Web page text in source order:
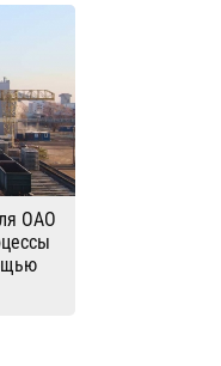
ОАО